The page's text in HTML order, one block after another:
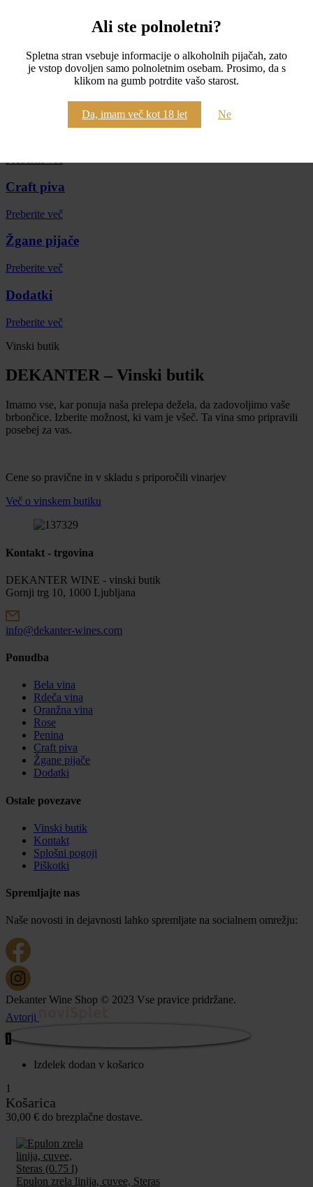
Ali ste polnoletni?
Spletna stran vsebuje informacije o alkoholnih pijačah, zato
je vstop dovoljen samo polnoletnim osebam. Prosimo, da s
klikom na gumb potrdite vašo starost.
Da, imam več kot 18 let Ne
Preberite več
Rose
Craft piva
Preberite več
Žgane pijače
Preberite več
Dodatki
Preberite več
Vinski butik
DEKANTER – Vinski butik
Imamo vse, kar ponuja naša prelepa dežela, da zadovoljimo vaše
brbončice. Izberite možnost, ki vam je všeč. Ta vina smo pripravili
posebej za vas.
Cene so pravične in v skladu s priporočili vinarjev
Več o vinskem butiku
Kontakt - trgovina
DEKANTER WINE - vinski butik
Gornji trg 10, 1000 Ljubljana
info@dekanter-wines.com
Ponudba
Bela vina
Rdeča vina
Oranžna vina
Rose
Penina
Craft piva
Žgane pijače
Dodatki
Ostale povezave
Vinski butik
Kontakt
Splošni pogoji
Piškotki
Spremljajte nas
Naše novosti in dejavnosti lahko spremljate na socialnem omrežju:
Dekanter Wine Shop © 2023 Vse pravice pridržane.
Avtorji
1
Izdelek dodan v košarico
1
Košarica
30,00 € do brezplačne dostave.
Epulon zrela linija, cuvee, Steras